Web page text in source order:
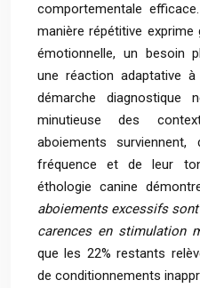
comportementale
manière répétitive
émotionnelle, un besoin
une réaction adaptative
démarche diagnostique
minutieuse des
aboiements
fréquence et de leur
éthologie canine
aboiements excessifs
carences en stimulation
que les 22% restants
de conditionnements